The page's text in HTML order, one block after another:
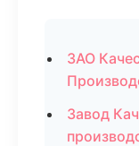
ЗАО
Завод